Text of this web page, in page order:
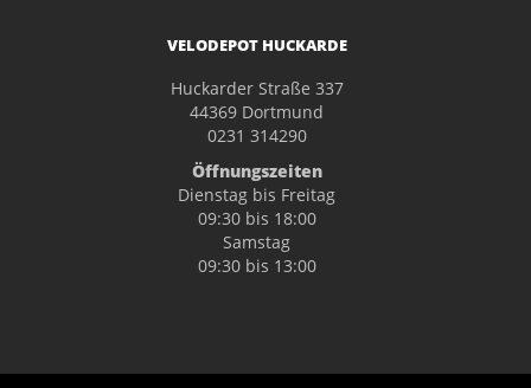
VELODEPOT HUCKARDE
Huckarder Straße 337
44369 Dortmund
0231 314290
Öffnungszeiten
Dienstag bis Freitag
09:30 bis 18:00
Samstag
09:30 bis 13:00